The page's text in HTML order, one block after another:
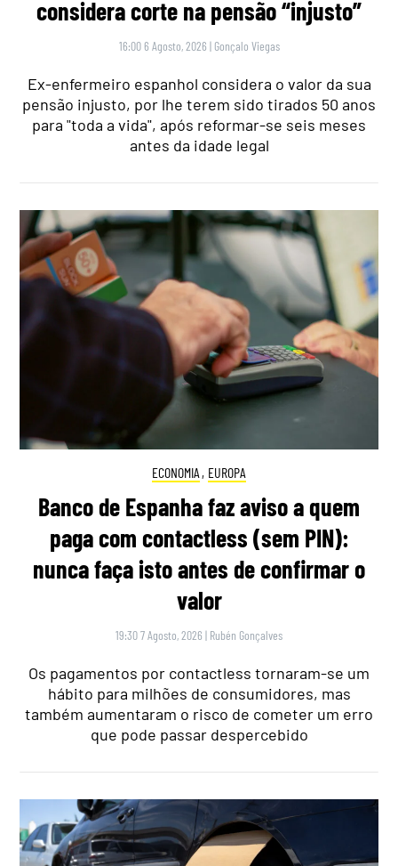
considera corte na pensão “injusto”
16:00 6 Agosto, 2026 | Gonçalo Viegas
Ex-enfermeiro espanhol considera o valor da sua
pensão injusto, por lhe terem sido tirados 50 anos
para "toda a vida", após reformar-se seis meses
antes da idade legal
ECONOMIA , EUROPA
Banco de Espanha faz aviso a quem
paga com contactless (sem PIN):
nunca faça isto antes de confirmar o
valor
19:30 7 Agosto, 2026 | Rubén Gonçalves
Os pagamentos por contactless tornaram-se um
hábito para milhões de consumidores, mas
também aumentaram o risco de cometer um erro
que pode passar despercebido